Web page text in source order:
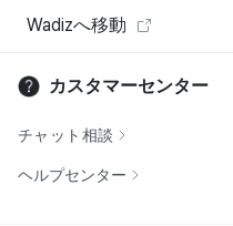
Wadizへ移動
カスタマーセンター
チャット相談
ヘルプセンター